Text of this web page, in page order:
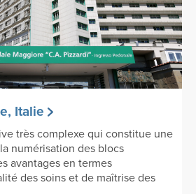
Italie
très complexe qui constitue une
numérisation des blocs
avantages en termes
des soins et de maîtrise des